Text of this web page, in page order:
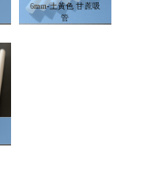
6mm-土黃色 甘蔗吸
管